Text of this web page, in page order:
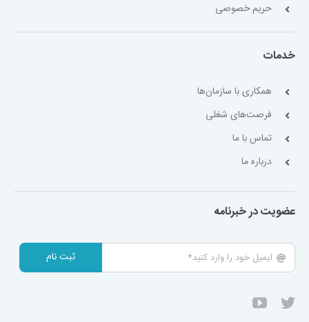
حریم خصوصی
خدمات
همکاری با سازمان‌ها
فرصت‌های شغلی
تماس با ما
درباره ما
عضویت در خبرنامه
ثبت نام